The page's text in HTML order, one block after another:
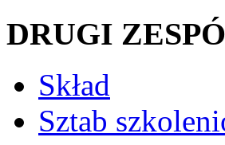
DRUGI
Skład
Sztab